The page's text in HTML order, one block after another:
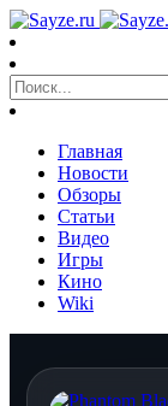
Главная
Новости
Обзоры
Статьи
Видео
Игры
Кино
Wiki